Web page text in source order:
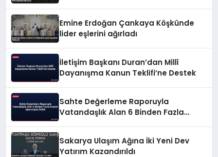
Emine Erdoğan Çankaya Köşkünde
lider eşlerini ağırladı
İletişim Başkanı Duran’dan Millî
Dayanışma Kanun Teklifi’ne Destek
Sahte Değerleme Raporuyla
Vatandaşlık Alan 6 Binden Fazla
Sakarya Ulaşım Ağına İki Yeni Dev
Yatırım Kazandırıldı